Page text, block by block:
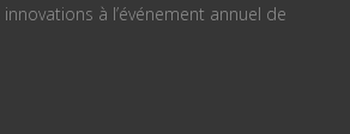
à l’événement annuel de